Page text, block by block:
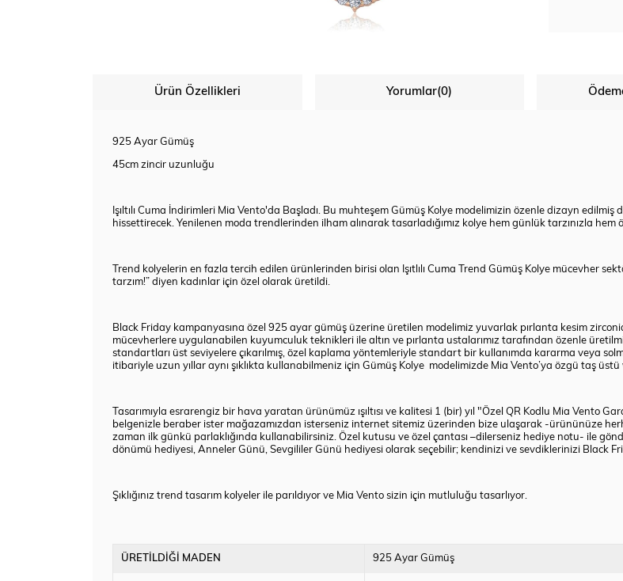
Ürün Özellikleri Yorumlar(0)
925 Ayar Gümüş
45cm zincir uzunluğu
Işıltılı Cuma İndirimleri Mia Vento'da Başladı. Bu muhteşem Gümüş Kolye modelimizin özenle dizayn edilmiş
hissettirecek. Yenilenen moda trendlerinden ilham alınarak tasarladığımız kolye hem günlük tarzınızla
Trend kolyelerin en fazla tercih edilen ürünlerinden birisi olan Işıtlılı Cuma Trend Gümüş Kolye mücevher
tarzım!” diyen kadınlar için özel olarak üretildi.
Black Friday kampanyasına özel 925 ayar gümüş üzerine üretilen modelimiz yuvarlak pırlanta kesim
mücevherlere uygulanabilen kuyumculuk teknikleri ile altın ve pırlanta ustalarımız tarafından özenle
standartları üst seviyelere çıkarılmış, özel kaplama yöntemleriyle standart bir kullanımda kararma veya
itibariyle uzun yıllar aynı şıklıkta kullanabilmeniz için Gümüş Kolye modelimizde Mia Vento’ya özgü taş
Tasarımıyla esrarengiz bir hava yaratan ürünümüz ışıltısı ve kalitesi 1 (bir) yıl "Özel QR Kodlu Mia Vento
belgenizle beraber ister mağazamızdan isterseniz internet sitemiz üzerinden bize ulaşarak -ürününüze
zaman ilk günkü parlaklığında kullanabilirsiniz. Özel kutusu ve özel çantası –dilerseniz hediye notu- ile
dönümü hediyesi, Anneler Günü, Sevgililer Günü hediyesi olarak seçebilir; kendinizi ve sevdiklerinizi Black
Şıklığınız trend tasarım kolyeler ile parıldıyor ve Mia Vento sizin için mutluluğu tasarlıyor.
ÜRETİLDİĞİ MADEN 925 Ayar Gümüş